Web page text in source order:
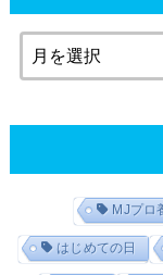
MJプロ
はじめての日